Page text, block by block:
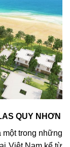
QUY NHƠN
trong những